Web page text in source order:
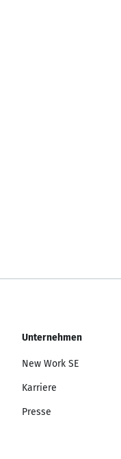
Unternehmen
New Work SE
Karriere
Presse